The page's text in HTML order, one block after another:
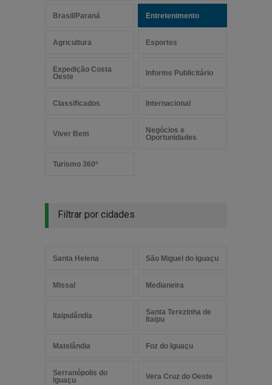
Brasil/Paraná Entretenimento
Agricultura Esportes
Expedição Costa
Oeste
Informe Publicitário
Classificados Internacional
Viver Bem
Negócios e
Oportunidades
Turismo 360º
Filtrar por cidades
Santa Helena São Miguel do Iguaçu
Missal Medianeira
Itaipulândia
Santa Terezinha de
Itaipu
Matelândia Foz do Iguaçu
Serranópolis do
Iguaçu
Vera Cruz do Oeste